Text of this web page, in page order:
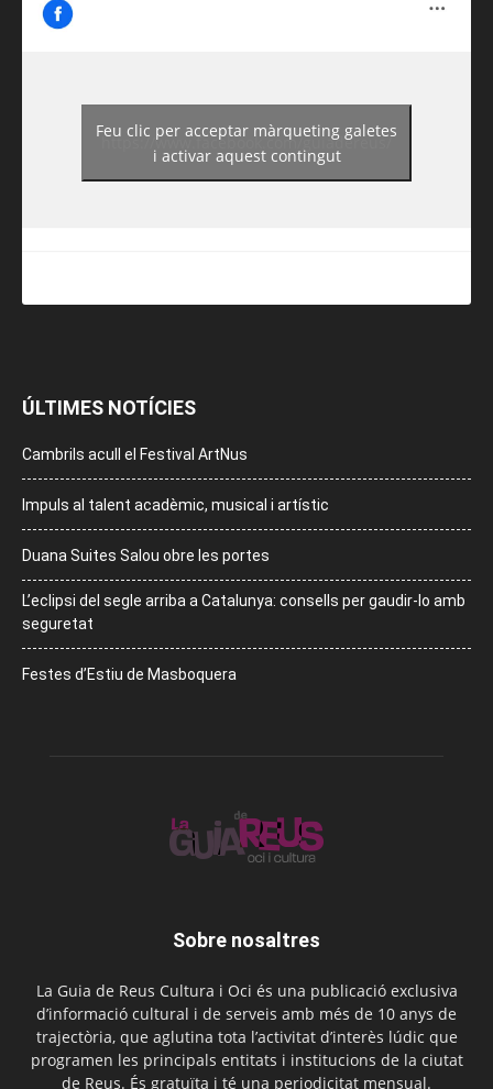
https://www.facebook.com/guiadereus/
Feu clic per acceptar màrqueting galetes
i activar aquest contingut
ÚLTIMES NOTÍCIES
Cambrils acull el Festival ArtNus
Impuls al talent acadèmic, musical i artístic
Duana Suites Salou obre les portes
L’eclipsi del segle arriba a Catalunya: consells per gaudir-lo amb
seguretat
Festes d’Estiu de Masboquera
Sobre nosaltres
La Guia de Reus Cultura i Oci és una publicació exclusiva
d’informació cultural i de serveis amb més de 10 anys de
trajectòria, que aglutina tota l’activitat d’interès lúdic que
programen les principals entitats i institucions de la ciutat
de Reus. És gratuïta i té una periodicitat mensual.